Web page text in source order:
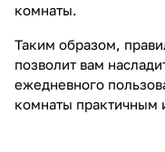
комнаты.
Таким образом,
позволит вам
ежедневного
комнаты